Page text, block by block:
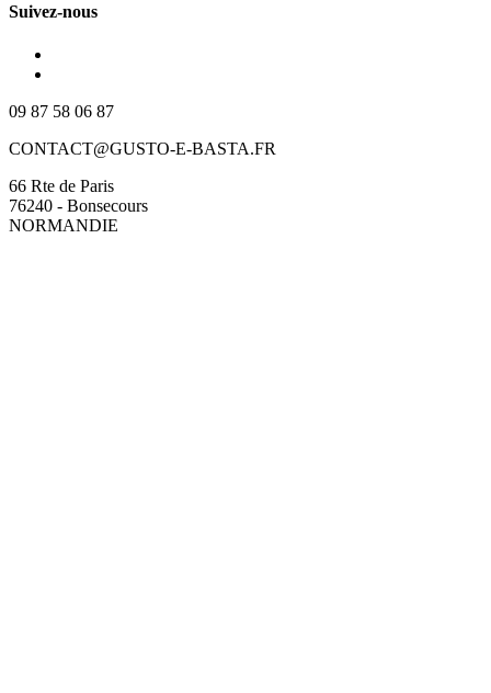
Suivez-nous
09 87 58 06 87
CONTACT@GUSTO-E-BASTA.FR
66 Rte de Paris
76240 - Bonsecours
NORMANDIE